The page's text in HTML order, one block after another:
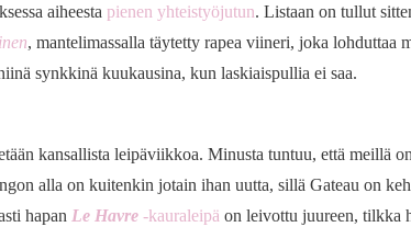
aiheesta pienen yhteistyöjutun. Listaan on tullut
, mantelimassalla täytetty rapea viineri, joka lohduttaa
synkkinä kuukausina, kun laskiaispullia ei saa.
kansallista leipäviikkoa. Minusta tuntuu, että meillä
alla on kuitenkin jotain ihan uutta, sillä Gateau on
hapan Le Havre -kauraleipä on leivottu juureen, tilkka